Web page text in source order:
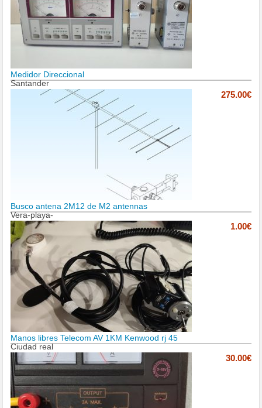
Medidor Direccional
Santander
275.00€
Busco antena 2M12 de M2 antennas
Vera-playa-
1.00€
Manos libres Telecom AV 1KM Kenwood rj 45
Ciudad real
30.00€